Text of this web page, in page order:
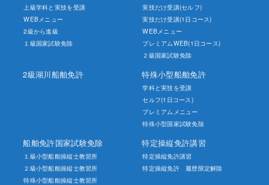
上級学科と実技を受講
WEBメニュー
2級から進級
１級国家試験免除
実技だけ受講(セルフ)
実技だけ受講(1日コース)
WEBメニュー
プレミアムWEB(1日コース)
２級国家試験免除
2級湖川船舶免許 特殊小型船舶免許
学科と実技を受講
セルフ(1日コース)
プレミアムメニュー
特殊小型国家試験免除
船舶免許国家試験免除
１級小型船舶操縦士教習所
２級小型船舶操縦士教習所
特殊小型船舶操縦士教習所
特定操縦免許講習
特定操縦免許講習
特定操縦免許 履歴限定解除